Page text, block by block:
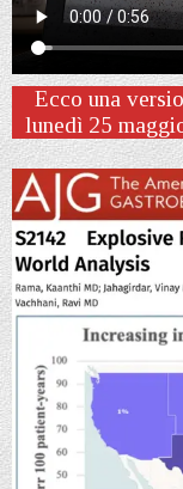
Ecco una
lunedì 25